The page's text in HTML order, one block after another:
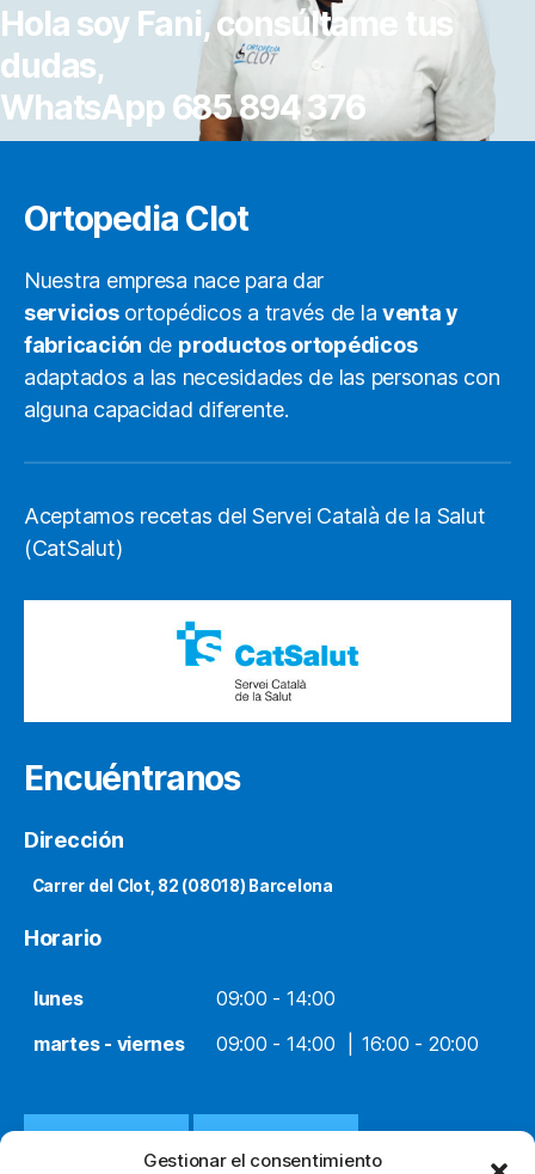
Gestionar el consentimiento
Hola soy Fani, consúltame tus
dudas,
WhatsApp 685 894 376
Ortopedia Clot
Nuestra empresa nace para dar
serviciosortopédicos a través de laventa y
fabricación de productos ortopédicos
adaptados a las necesidades de las personas con
alguna capacidad diferente.
Aceptamos recetas del Servei Català de la Salut
(CatSalut)
Encuéntranos
Dirección
Carrer del Clot, 82 (08018) Barcelona
Horario
lunes
09:00 - 14:00
martes - viernes
09:00 - 14:00 16:00 - 20:00